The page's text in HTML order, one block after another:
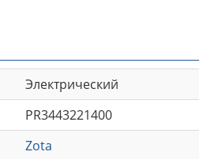
Электрический
PR3443221400
Zota